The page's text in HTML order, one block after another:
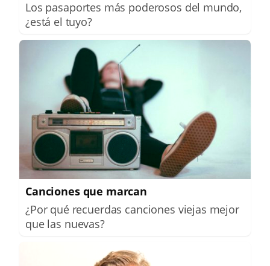
Los pasaportes más poderosos del mundo,
¿está el tuyo?
Canciones que marcan
¿Por qué recuerdas canciones viejas mejor
que las nuevas?